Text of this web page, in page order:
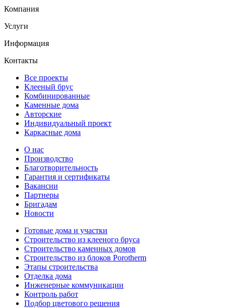
Компания
Услуги
Информация
Контакты
Все проекты
Клееный брус
Комбинированные
Каменные дома
Авторские
Индивидуальный проект
Каркасные дома
О нас
Производство
Благотворительность
Гарантия и сертификаты
Вакансии
Партнеры
Бригадам
Новости
Готовые дома и участки
Строительство из клееного бруса
Строительство каменных домов
Строительство из блоков Porotherm
Этапы строительства
Отделка дома
Инженерные коммуникации
Контроль работ
Подбор цветового решения